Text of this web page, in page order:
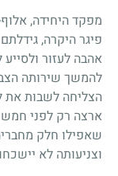
מפקד היחידה,
פיגר היקרה,
אהבה לעזור ולסייע
להמשך שירותה
הצליחה לשבות את
ארצה רק לפני
שאפילו חלק
וצניעותה לא